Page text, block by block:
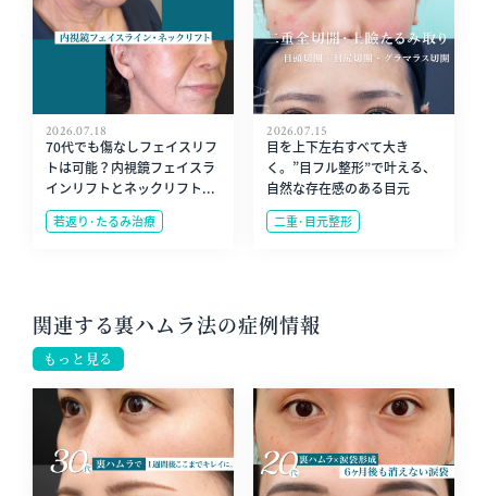
2026.07.18
70代でも傷なしフェイスリフ
トは可能？内視鏡フェイスラ
インリフトとネックリフト...
若返り･たるみ治療
2026.07.15
目を上下左右すべて大き
く。”目フル整形”で叶える、
自然な存在感のある目元
二重･目元整形
関連する裏ハムラ法の症例情報
もっと見る